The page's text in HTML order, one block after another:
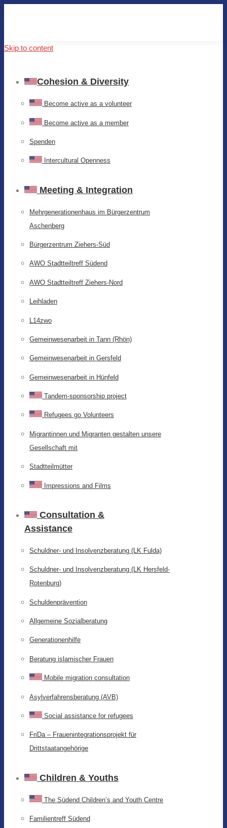
Skip to content
Cohesion & Diversity
Become active as a volunteer
Become active as a member
Spenden
Intercultural Openness
Meeting & Integration
Mehrgenerationenhaus im Bürgerzentrum
Aschenberg
Bürgerzentrum Ziehers-Süd
AWO Stadtteiltreff Südend
AWO Stadtteiltreff Ziehers-Nord
Leihladen
L14zwo
Gemeinwesenarbeit in Tann (Rhön)
Gemeinwesenarbeit in Gersfeld
Gemeinwesenarbeit in Hünfeld
Tandem-sponsorship project
Refugees go Volunteers
Migrantinnen und Migranten gestalten unsere
Gesellschaft mit
Stadtteilmütter
Impressions and Films
Consultation &
Assistance
Schuldner- und Insolvenzberatung (LK Fulda)
Schuldner- und Insolvenzberatung (LK Hersfeld-
Rotenburg)
Schuldenprävention
Allgemeine Sozialberatung
Generationenhilfe
Beratung islamischer Frauen
Mobile migration consultation
Asylverfahrensberatung (AVB)
Social assistance for refugees
FriDa – Frauenintegrationsprojekt für
Drittstaatangehörige
Children & Youths
The Südend Children’s and Youth Centre
Familientreff Südend